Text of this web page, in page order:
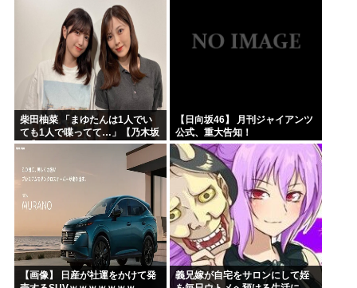
柴田柚菜 「まゆたんは1人でい
ても1人で喋ってて…」【乃木坂
46】
【日向坂46】 月刊ジャイアンツ
公式、重大告知！
【画像】 日産が社運をかけて発
義兄嫁が自宅をサロンにして姪